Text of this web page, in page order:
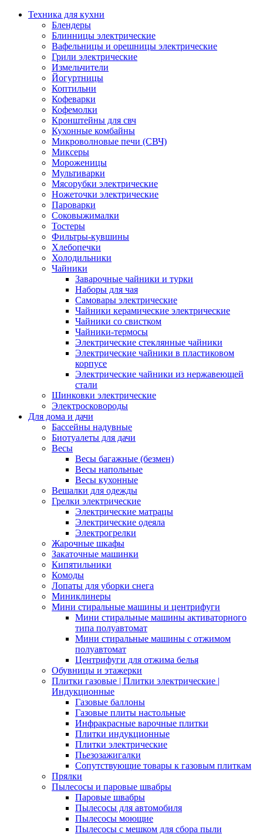
Техника для кухни
Блендеры
Блинницы электрические
Вафельницы и орешницы электрические
Грили электрические
Измельчители
Йогуртницы
Коптильни
Кофеварки
Кофемолки
Кронштейны для свч
Кухонные комбайны
Микроволновые печи (СВЧ)
Миксеры
Мороженицы
Мультиварки
Мясорубки электрические
Ножеточки электрические
Пароварки
Соковыжималки
Тостеры
Фильтры-кувшины
Хлебопечки
Холодильники
Чайники
Заварочные чайники и турки
Наборы для чая
Самовары электрические
Чайники керамические электрические
Чайники со свистком
Чайники-термосы
Электрические стеклянные чайники
Электрические чайники в пластиковом
корпусе
Электрические чайники из нержавеющей
стали
Шинковки электрические
Электросковороды
Для дома и дачи
Бассейны надувные
Биотуалеты для дачи
Весы
Весы багажные (безмен)
Весы напольные
Весы кухонные
Вешалки для одежды
Грелки электрические
Электрические матрацы
Электрические одеяла
Электрогрелки
Жарочные шкафы
Закаточные машинки
Кипятильники
Комоды
Лопаты для уборки снега
Миниклинеры
Мини стиральные машины и центрифуги
Мини стиральные машины активаторного
типа полуавтомат
Мини стиральные машины с отжимом
полуавтомат
Центрифуги для отжима белья
Обувницы и этажерки
Плитки газовые | Плитки электрические |
Индукционные
Газовые баллоны
Газовые плиты настольные
Инфракрасные варочные плитки
Плитки индукционные
Плитки электрические
Пьезозажигалки
Сопутствующие товары к газовым плиткам
Прялки
Пылесосы и паровые швабры
Паровые швабры
Пылесосы для автомобиля
Пылесосы моющие
Пылесосы с мешком для сбора пыли